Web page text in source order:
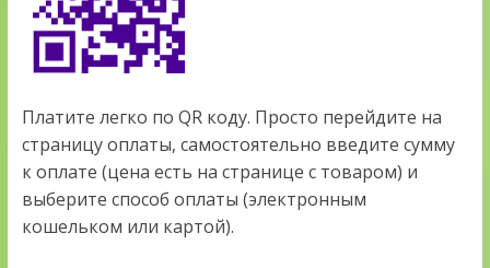
Платите легко по QR коду. Просто перейдите на
страницу оплаты, самостоятельно введите сумму
к оплате (цена есть на странице с товаром) и
выберите способ оплаты (электронным
кошельком или картой).